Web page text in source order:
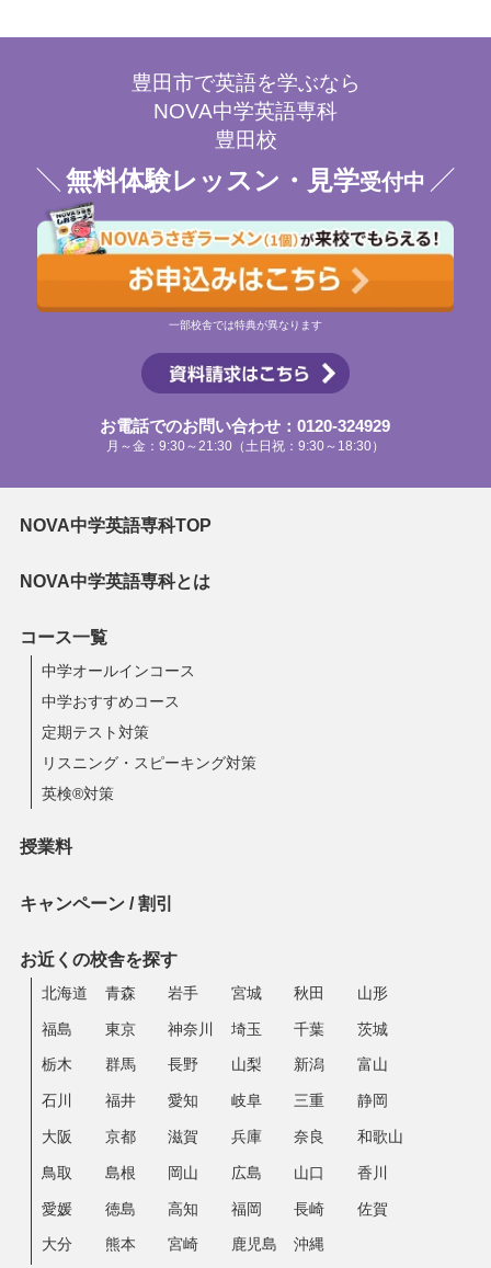
豊田市で英語を学ぶなら
NOVA中学英語専科
豊田校
無料体験レッスン・見学受付中
一部校舎では特典が異なります
お電話でのお問い合わせ：0120-324929
月～金：9:30～21:30（土日祝：9:30～18:30）
NOVA中学英語専科TOP
NOVA中学英語専科とは
コース一覧
中学オールインコース
中学おすすめコース
定期テスト対策
リスニング・スピーキング対策
英検®対策
授業料
キャンペーン / 割引
お近くの校舎を探す
北海道 青森 岩手 宮城 秋田 山形
福島 東京 神奈川 埼玉 千葉 茨城
栃木 群馬 長野 山梨 新潟 富山
石川 福井 愛知 岐阜 三重 静岡
大阪 京都 滋賀 兵庫 奈良 和歌山
鳥取 島根 岡山 広島 山口 香川
愛媛 徳島 高知 福岡 長崎 佐賀
大分 熊本 宮崎 鹿児島 沖縄